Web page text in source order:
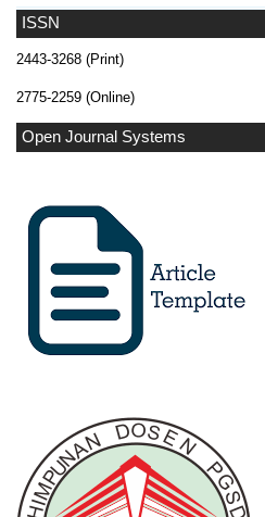
ISSN
2443-3268 (Print)
2775-2259 (Online)
Open Journal Systems